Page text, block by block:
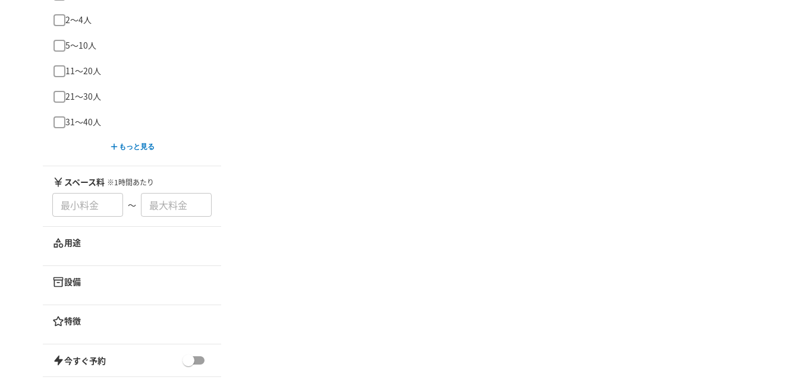
2〜4人
5〜10人
11〜20人
21〜30人
31〜40人
もっと見る
スペース料 ※1時間あたり
〜
用途
設備
特徴
今すぐ予約